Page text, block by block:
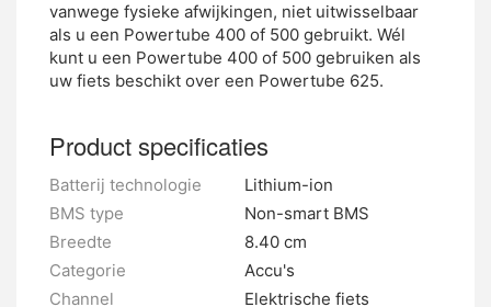
vanwege fysieke afwijkingen, niet uitwisselbaar
als u een Powertube 400 of 500 gebruikt. Wél
kunt u een Powertube 400 of 500 gebruiken als
uw fiets beschikt over een Powertube 625.
Product specificaties
Batterij technologie
Lithium-ion
BMS type
Non-smart BMS
Breedte
8.40 cm
Categorie
Accu's
Channel
Elektrische fiets